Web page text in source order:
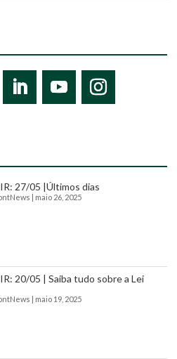
27/05 |Últimos dias
| maio 26, 2025
20/05 | Saiba tudo sobre a Lei
| maio 19, 2025